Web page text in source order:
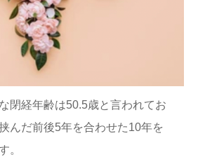
閉経年齢は50.5歳と言われてお
んだ前後5年を合わせた10年を
。